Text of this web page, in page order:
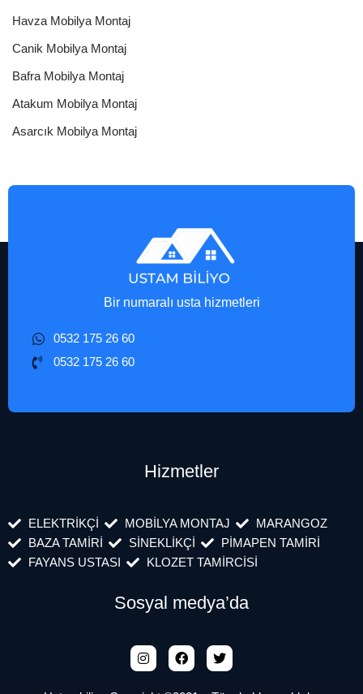
Havza Mobilya Montaj
Canik Mobilya Montaj
Bafra Mobilya Montaj
Atakum Mobilya Montaj
Asarcık Mobilya Montaj
Bir numaralı usta hizmetleri
0532 175 26 60
0532 175 26 60
Hizmetler
ELEKTRİKÇİ MOBİLYA MONTAJ
MARANGOZ
BAZA TAMİRİ
SİNEKLİKÇİ
PİMAPEN TAMİRİ
FAYANS USTASI
KLOZET TAMİRCİSİ
Sosyal medya’da